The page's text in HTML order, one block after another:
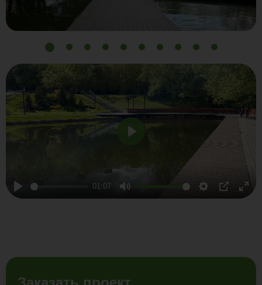
Play
01:07
Mute Settings
PIP